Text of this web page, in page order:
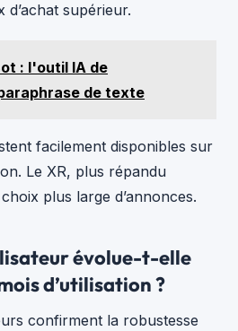
supérieur.
: l'outil IA de
de texte
facilement disponibles sur
Le XR, plus répandu
plus large d’annonces.
évolue-t-elle
d’utilisation ?
confirment la robustesse